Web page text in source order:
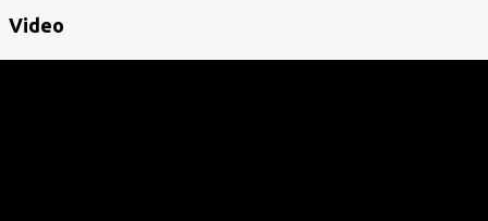
Video